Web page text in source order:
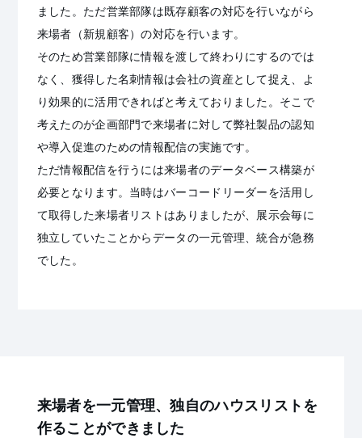
ました。ただ営業部隊は既存顧客の対応を行いながら
来場者（新規顧客）の対応を行います。
そのため営業部隊に情報を渡して終わりにするのでは
なく、獲得した名刺情報は会社の資産として捉え、よ
り効果的に活用できればと考えておりました。そこで
考えたのが企画部門で来場者に対して弊社製品の認知
や導入促進のための情報配信の実施です。
ただ情報配信を行うには来場者のデータベース構築が
必要となります。当時はバーコードリーダーを活用し
て取得した来場者リストはありましたが、展示会毎に
独立していたことからデータの一元管理、統合が急務
でした。
来場者を一元管理、独自のハウスリストを
作ることができました